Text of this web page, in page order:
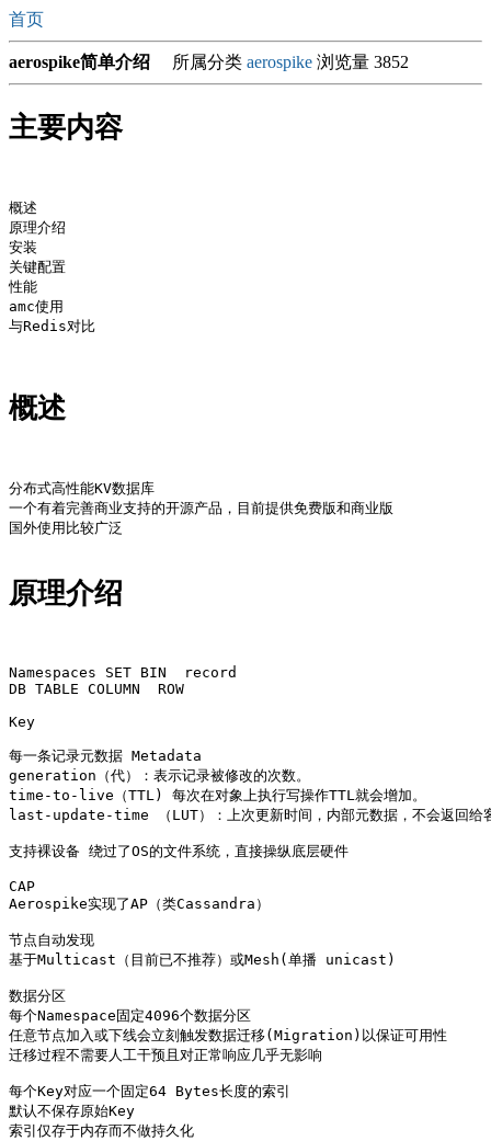
首页
aerospike简单介绍 所属分类 aerospike 浏览量 3852
主要内容
概述
原理介绍
安装
关键配置
性能
amc使用
与Redis对比
概述
分布式高性能KV数据库
一个有着完善商业支持的开源产品，目前提供免费版和商业版
国外使用比较广泛
原理介绍
Namespaces SET BIN  record
DB TABLE COLUMN  ROW
Key
每一条记录元数据 Metadata
generation（代）：表示记录被修改的次数。
time-to-live（TTL) 每次在对象上执行写操作TTL就会增加。
last-update-time （LUT）：上次更新时间，内部元数据，不会返回给
支持裸设备 绕过了OS的文件系统，直接操纵底层硬件
CAP
Aerospike实现了AP（类Cassandra）
节点自动发现
基于Multicast（目前已不推荐）或Mesh(单播 unicast)
数据分区
每个Namespace固定4096个数据分区
任意节点加入或下线会立刻触发数据迁移(Migration)以保证可用性
迁移过程不需要人工干预且对正常响应几乎无影响
每个Key对应一个固定64 Bytes长度的索引
默认不保存原始Key
索引仅存于内存而不做持久化